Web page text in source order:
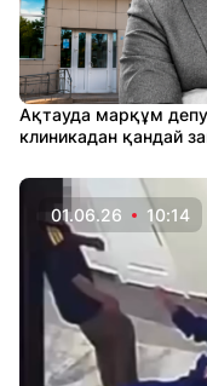
Ақтауда марқұм
клиникадан қандай
01.06.26 10:14